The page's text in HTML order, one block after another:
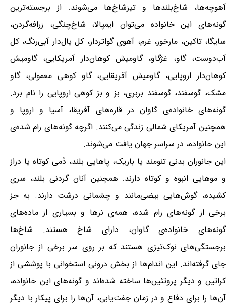
آهوچه‌ها، شاخ‌بلندها و تیزشاخ‌ها می‌شوند. از برجسته‌ترین
گونه‌های این خانواده می‌توان ایمپالا، شاخ‌چنگی، زرافه‌گردن،
سایگا، تاکین، مارخور، غرم، آهوی گواتردار، کل یال‌دار آبی‌رنگ، کل
آب‌دوست، گاو، غژگاو، گاومیش کوهان‌دار آمریکایی، گاومیش
کوهان‌دار اروپایی، گاومیش آفریقایی، گاو کوهی معمولی، گاو
مشک، گوسفند، گوسفند بربری، بز و بز کوهی اروپایی را نام برد.
گونه‌های خانواده‌ی گاوان در قاره‌های آفریقا، آسیا و اروپا و
همچنین آمریکای شمالی زندگی می‌کنند. اگرچه گونه‌های رام شده‌ی
این خانواده، در سراسر جهان یافت می‌شوند.
این جانوران بدنی تنومند یا باریک، پاهایی بلند، دُمی کوتاه یا دراز
و موهایی انبوه و کوتاه دارند. همچنین آنان گردنی بلند، سری
کشیده، گوش‌هایی بیضی‌مانند و چشمانی درشت دارند. به جز
برخی از گونه‌های رام شده، همه‌ی نرها و بسیاری از ماده‌های
گونه‌های خانواده‌ی گاوان، دارای شاخ هستند. شاخ‌ها
برجستگی‌های نوک‌تیزی هستند که بر روی سر برخی از جانوران
جای گرفته‌اند. این اندام‌ها از بخش درونی استخوانی با پوششی از
کراتین و دیگر پروتئین‌ها ساخته شده‌اند و گونه‌های این خانواده،
آن‌ها را برای دفاع و در زمان جفت‌یابی، آن‌ها را برای پیکار با دیگر